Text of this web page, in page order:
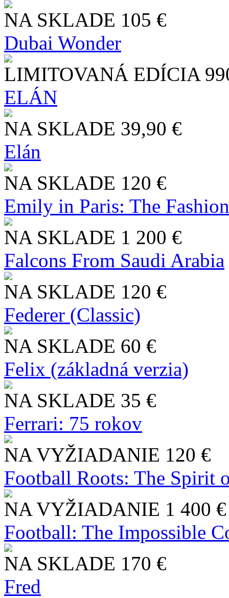
NA SKLADE 105 €
Dubai Wonder
LIMITOVANÁ EDÍCIA
ELÁN
NA SKLADE 39,90 €
Elán
NA SKLADE 120 €
Emily in Paris: The
NA SKLADE 1 200 €
Falcons From Saudi Arabia
NA SKLADE 120 €
Federer (Classic)
NA SKLADE 60 €
Felix (základná verzia)
NA SKLADE 35 €
Ferrari: 75 rokov
NA VYŽIADANIE 120 €
Football Roots: The Spirit
NA VYŽIADANIE 1 400 €
Football: The Impossible
NA SKLADE 170 €
Fred